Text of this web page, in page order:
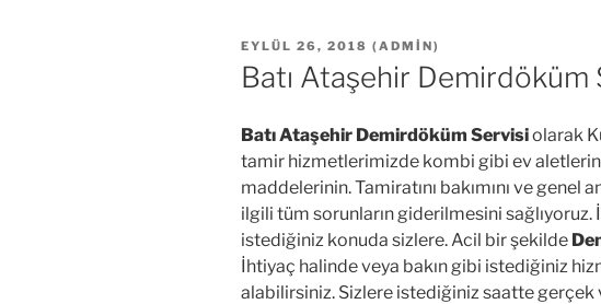
YAYIM
TARIHI
EYLÜL 26, 2018 ( ADMIN)
Batı Ataşehir Demirdöküm
Batı Ataşehir Demirdöküm Servisiolarak
tamir hizmetlerimizde kombi gibi ev
maddelerinin. Tamiratını bakımını ve genel
ilgili tüm sorunların giderilmesini
istediğiniz konuda sizlere. Acil bir şekilde
İhtiyaç halinde veya bakın gibi istediğiniz
alabilirsiniz. Sizlere istediğiniz saatte